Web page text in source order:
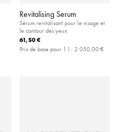
Revitalising Serum
Sérum revitalisant pour le visage et
le contour des yeux
61,50 €
Prix de base pour 1 l : 2 050,00 €